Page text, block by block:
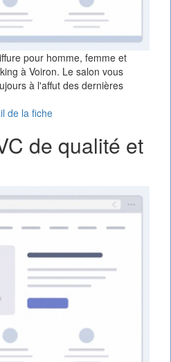
pour homme, femme et
à Voiron. Le salon vous
à l'affut des dernières
de la fiche
de qualité et